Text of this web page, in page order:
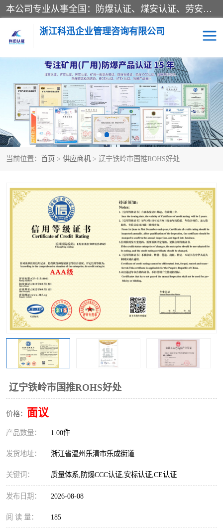
本公司专业从事全国：防爆认证、煤安认证、劳安认证、体系认证、产品认证、ATEX认证、IECEX认证、消防产品认证、生产认可证、验厂指导、认证技术支持、企业管理策划等一站式咨询服务。 用我们的智慧、经验、真诚与勤恳，分享成长的喜悦！ 全国24小时咨询热线：* 认证咨询：张老师（全国*）
浙江科迅企业管理咨询有限公司
当前位置： 首页 > 供应商机 > 辽宁铁岭市国推ROHS好处
辽宁铁岭市国推ROHS好处
价格： 面议
产品数量： 1.00件
发货地址： 浙江省温州乐清市乐成街道
关键词： 质量体系,防爆CCC认证,安标认证,CE认证
发布日期： 2026-08-08
阅 读 量： 185
煤安认证 防爆CCC认证
防爆合格证 矿安认证
劳安认证